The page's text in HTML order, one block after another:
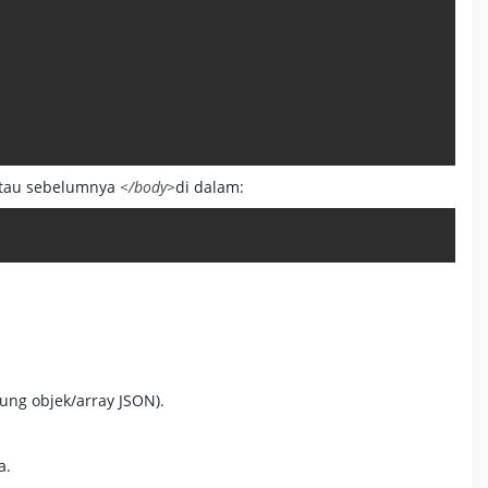
sebelumnya </body>di dalam:
objek/array JSON).